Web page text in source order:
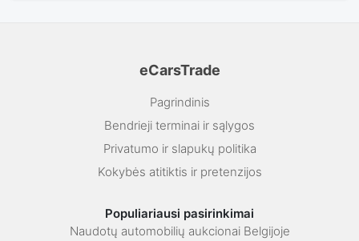
eCarsTrade
Pagrindinis
Bendrieji terminai ir sąlygos
Privatumo ir slapukų politika
Kokybės atitiktis ir pretenzijos
Populiariausi pasirinkimai
Naudotų automobilių aukcionai Belgijoje